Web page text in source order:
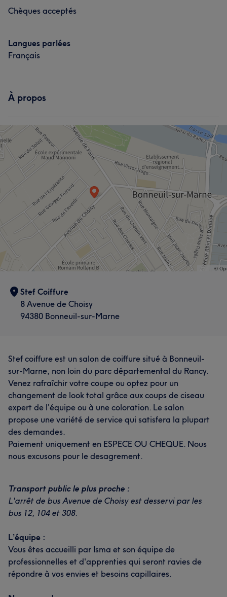
Chèques acceptés
Langues parlées
Français
À propos
Stef Coiffure
8 Avenue de Choisy
94380 Bonneuil-sur-Marne
Stef coiffure est un salon de coiffure situé à Bonneuil-
sur-Marne, non loin du parc départemental du Rancy.
Venez rafraîchir votre coupe ou optez pour un
changement de look total grâce aux coups de ciseau
expert de l'équipe ou à une coloration. Le salon
propose une variété de service qui satisfera la plupart
des demandes.
Paiement uniquement en ESPECE OU CHEQUE. Nous
nous excusons pour le desagrement.
Transport public le plus proche :
L'arrêt de bus Avenue de Choisy est desservi par les
bus 12, 104 et 308.
L’équipe :
Vous êtes accueilli par Isma et son équipe de
professionnelles et d'apprenties qui seront ravies de
répondre à vos envies et besoins capillaires.